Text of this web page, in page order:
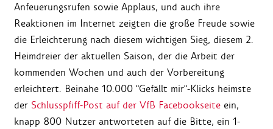
Anfeuerungsrufen sowie Applaus, und auch ihre
Reaktionen im Internet zeigten die große Freude sowie
die Erleichterung nach diesem wichtigen Sieg, diesem 2.
Heimdreier der aktuellen Saison, der die Arbeit der
kommenden Wochen und auch der Vorbereitung
erleichtert. Beinahe 10.000 "Gefällt mir"-Klicks heimste
der Schlusspfiff-Post auf der VfB Facebookseite ein,
knapp 800 Nutzer antworteten auf die Bitte, ein 1-